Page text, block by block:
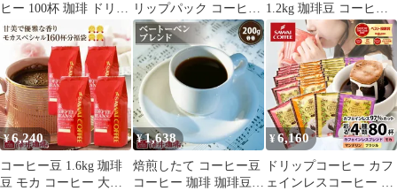
ヒー 100杯 珈琲 ドリッ
プパック コーヒー 福袋
ドリップバッグ 福袋 大
容量 個包装 8g 飲み比
べ セット お試し おせ
ち
リップパック コーヒー
デカフェ ドリップバッ
グ 個包装 8g コロンビ
ア ベトナム カフェイン
レスブレンドのドリッ
プコーヒー50袋
1.2kg 珈琲豆 コーヒー
福袋 大容量 400gx3袋
中挽き/豆のまま コーヒ
ー専門店 120杯分 飲み
比べ リッチブレンド ハ
ローブレンド やくもブ
レンド
¥6,240
コーヒー豆 1.6kg 珈琲
豆 モカ コーヒー 大容
¥1,638
焙煎したて コーヒー豆
コーヒー 珈琲 珈琲豆
¥6,160
ドリップコーヒー カフ
ェインレスコーヒー ド